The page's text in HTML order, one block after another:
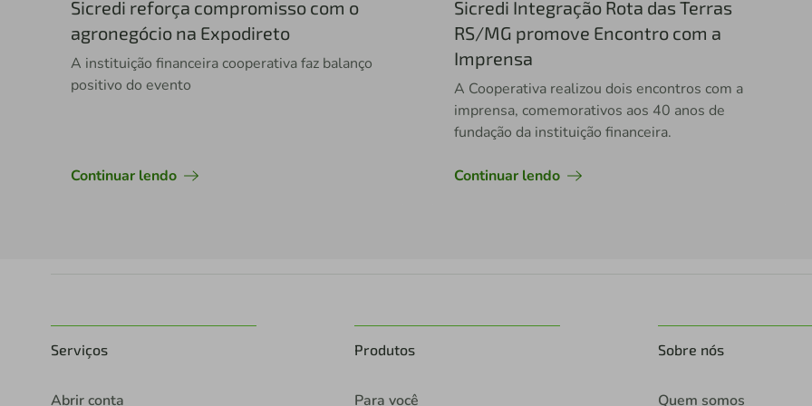
Sicredi reforça compromisso com o
agronegócio na Expodireto
A instituição financeira cooperativa faz balanço
positivo do evento
Continuar lendo
Sicredi Integração Rota das Terras
RS/MG promove Encontro com a
Imprensa
A Cooperativa realizou dois encontros com a
imprensa, comemorativos aos 40 anos de
fundação da instituição financeira.
Continuar lendo
Serviços
Abrir conta
Produtos
Para você
Sobre nós
Quem somos